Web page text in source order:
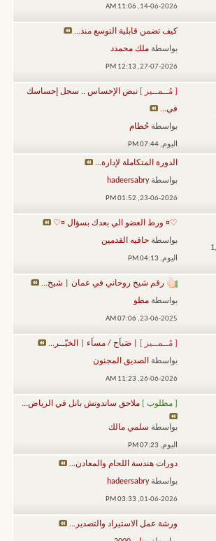
14-06-2026,
11:06 AM
كيف تضمن قابلية التوسع منذ...
بواسطة ملك محمدد
27-07-2026,
12:13 PM
[ مُــمــيز ] نبض الإحساس .. سجل إحساسك
في...
بواسطة حُطام
اليوم, 07:44 PM
الدورة المتكاملة لإدارة...
بواسطةhadeersabry
23-06-2026,
01:52 PM
♡¤ ورط العضو الي بعدك بسؤال ¤♡
بواسطة حافيه القدمين
اليوم, 04:13 PM
رقم شيخ روحاني في عمان | شيخ...
بواسطة مطو
23-06-2025,
07:06 AM
[ مُــمــيز ] | صَباَح / مساَء | الخيّــر...
بواسطة الصديق المجنون
26-06-2026,
11:23 AM
[ مطلوب ] ملاحق ساندوتش بانل في الرياض...
بواسطة سلمي مالك
اليوم, 07:23 PM
دورات هندسة اللحام والمعادن...
بواسطةhadeersabry
01-06-2026,
03:33 PM
ورشة عمل الاستيراد والتصدير...